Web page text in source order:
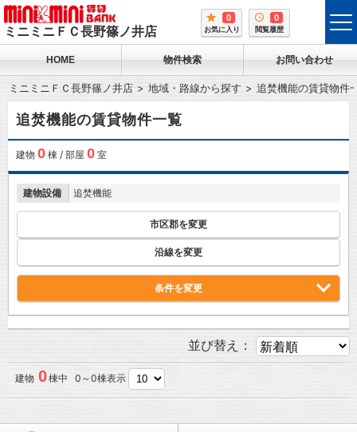
ミニミニＦＣ長野篠ノ井店
0
お気に入り
0
閲覧履歴
HOME 物件検索 お問い合わせ
ミニミニＦＣ長野篠ノ井店 地域・路線から探す 追焚機能の賃貸物件
追焚機能の賃貸物件一覧
建物 0棟 / 部屋 0室
建物設備 追焚機能
市区郡を変更
沿線を変更
条件を変更
並び替え：
建物 0棟中 0～0棟表示